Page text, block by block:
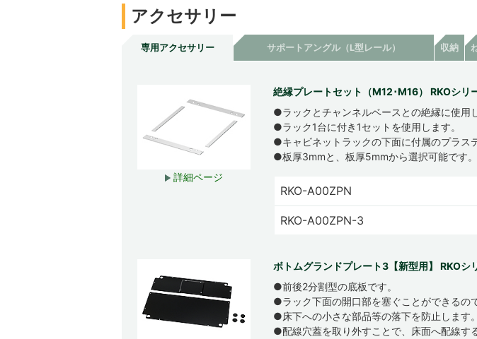
アクセサリー
専用アクセサリー サポートアングル（L型レール） 収納
詳細ページ
絶縁プレートセット（M12･M16） RKOシリ
●ラックとチャンネルベースとの絶縁に使用
●ラック1台に付き1セットを使用します。
●キャビネットラックの下面に付属のプラス
●板厚3mmと、板厚5mmから選択可能です。
RKO-A00ZPN
RKO-A00ZPN-3
ボトムグランドプレート3【新型用】 RKOシ
●前後2分割型の底板です。
●ラック下面の開口部を塞ぐことができるの
●床下への小さな部品等の落下を防止します。
●配線穴蓋を取り外すことで、床面へ配線す